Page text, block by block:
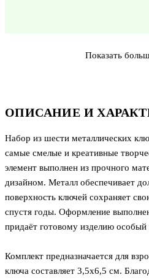
ОПИСАНИЕ И
Набор из шести металлических
самые смелые и креативные
элемент выполнен из прочного
дизайном. Металл обеспечивает
поверхность ключей сохраняет
спустя годы. Оформление
придаёт готовому изделию
Комплект предназначается для
ключа составляет 3,5х6,5 см.
Показать